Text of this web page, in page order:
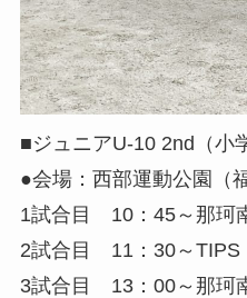
■ジュニアU-10 2nd（
●会場：西部運動公園（
1試合目 10：45～那珂
2試合目 11：30～TIPS
3試合目 13：00～那珂